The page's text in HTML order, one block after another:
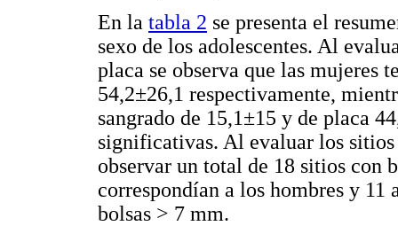
En la tabla 2 se presenta el
sexo de los adolescentes. Al
placa se observa que las mujeres
54,2±26,1 respectivamente,
sangrado de 15,1±15 y de placa
significativas. Al evaluar los sitios
observar un total de 18 sitios con
correspondían a los hombres y 11
bolsas > 7 mm.